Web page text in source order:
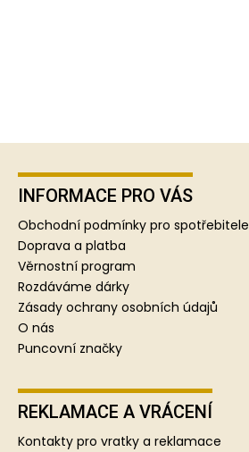
INFORMACE PRO VÁS
Obchodní podmínky pro spotřebitele
Doprava a platba
Věrnostní program
Rozdáváme dárky
Zásady ochrany osobních údajů
O nás
Puncovní značky
REKLAMACE A VRÁCENÍ
Kontakty pro vratky a reklamace